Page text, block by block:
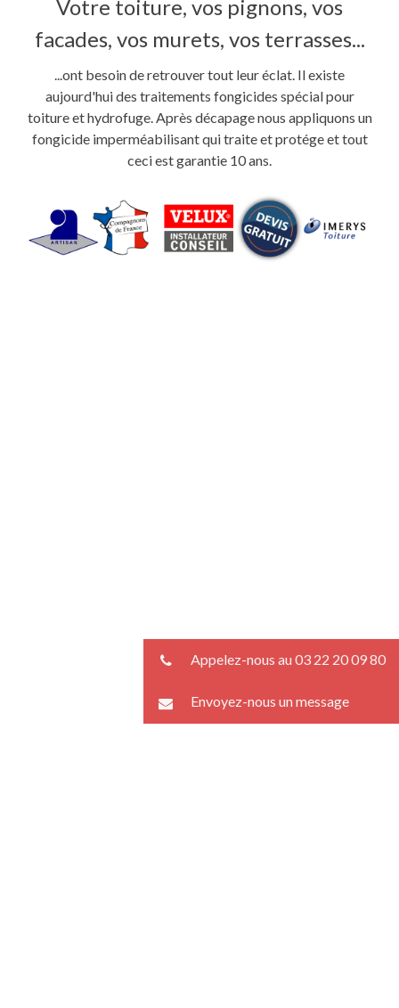
Votre toiture, vos pignons, vos
facades, vos murets, vos terrasses...
...ont besoin de retrouver tout leur éclat. Il existe
aujourd'hui des traitements fongicides spécial pour
toiture et hydrofuge. Après décapage nous appliquons un
fongicide imperméabilisant qui traite et protége et tout
ceci est garantie 10 ans.
Appelez-nous au 03 22 20 09 80
Envoyez-nous un message